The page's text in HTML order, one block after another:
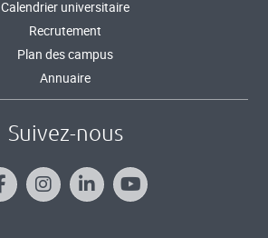
Calendrier universitaire
Recrutement
Plan des campus
Annuaire
Suivez-nous